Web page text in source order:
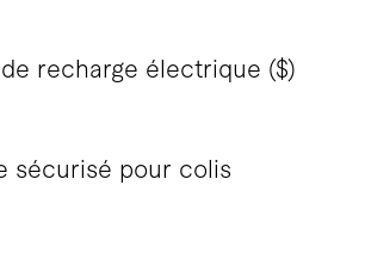
recharge électrique ($)
sécurisé pour colis